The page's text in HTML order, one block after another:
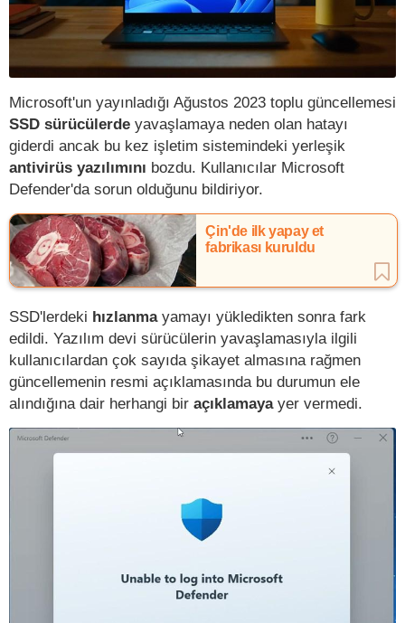
Microsoft'un yayınladığı Ağustos 2023 toplu güncellemesi
SSD sürücülerde yavaşlamaya neden olan hatayı
giderdi ancak bu kez işletim sistemindeki yerleşik
antivirüs yazılımını bozdu. Kullanıcılar Microsoft
Defender'da sorun olduğunu bildiriyor.
Çin'de ilk yapay et
fabrikası kuruldu
SSD'lerdeki hızlanmayamayı yükledikten sonra fark
edildi. Yazılım devi sürücülerin yavaşlamasıyla ilgili
kullanıcılardan çok sayıda şikayet almasına rağmen
güncellemenin resmi açıklamasında bu durumun ele
alındığına dair herhangi bir açıklamayayer vermedi.